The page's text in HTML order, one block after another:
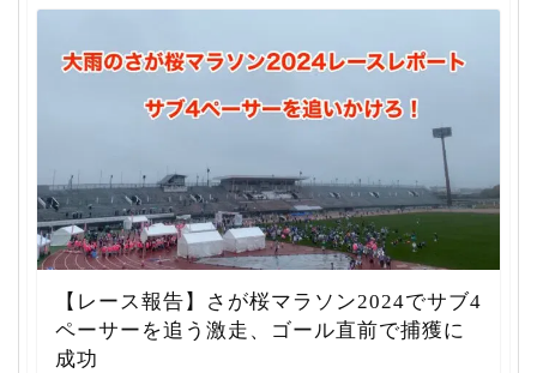
【レース報告】さが桜マラソン2024でサブ4
ペーサーを追う激走、ゴール直前で捕獲に
成功